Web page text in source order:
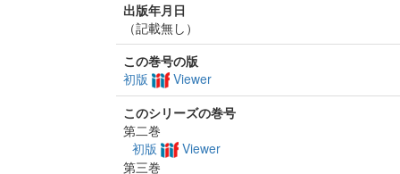
出版年月日
（記載無し）
この巻号の版
初版
Viewer
このシリーズの巻号
第二巻
初版
Viewer
第三巻